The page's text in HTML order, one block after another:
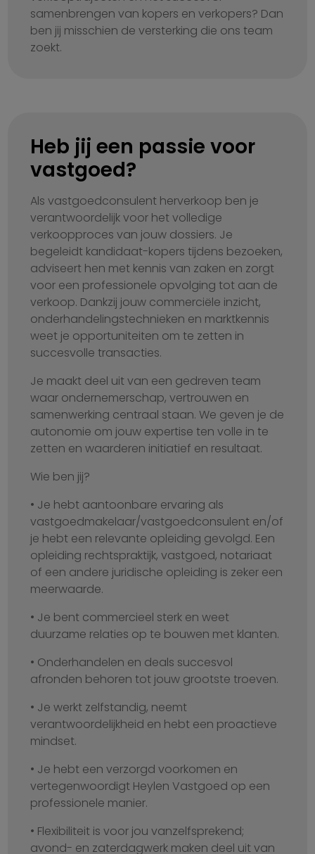
samenbrengen van kopers en verkopers? Dan
ben jij misschien de versterking die ons team
zoekt.
Heb jij een passie voor
vastgoed?
Als vastgoedconsulent herverkoop ben je
verantwoordelijk voor het volledige
verkoopproces van jouw dossiers. Je
begeleidt kandidaat-kopers tijdens bezoeken,
adviseert hen met kennis van zaken en zorgt
voor een professionele opvolging tot aan de
verkoop. Dankzij jouw commerciële inzicht,
onderhandelingstechnieken en marktkennis
weet je opportuniteiten om te zetten in
succesvolle transacties.
Je maakt deel uit van een gedreven team
waar ondernemerschap, vertrouwen en
samenwerking centraal staan. We geven je de
autonomie om jouw expertise ten volle in te
zetten en waarderen initiatief en resultaat.
Wie ben jij?
• Je hebt aantoonbare ervaring als
vastgoedmakelaar/vastgoedconsulent en/of
je hebt een relevante opleiding gevolgd. Een
opleiding rechtspraktijk, vastgoed, notariaat
of een andere juridische opleiding is zeker een
meerwaarde.
• Je bent commercieel sterk en weet
duurzame relaties op te bouwen met klanten.
• Onderhandelen en deals succesvol
afronden behoren tot jouw grootste troeven.
• Je werkt zelfstandig, neemt
verantwoordelijkheid en hebt een proactieve
mindset.
• Je hebt een verzorgd voorkomen en
vertegenwoordigt Heylen Vastgoed op een
professionele manier.
• Flexibiliteit is voor jou vanzelfsprekend;
avond- en zaterdagwerk maken deel uit van